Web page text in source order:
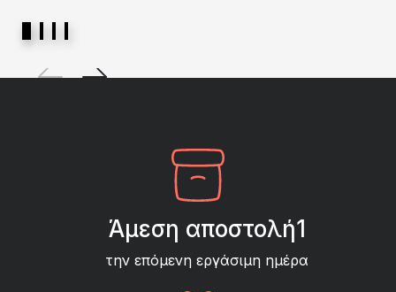
Άμεση αποστολή1
την επόμενη εργάσιμη ημέρα